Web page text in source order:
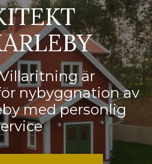
är
nybyggnation av
med personlig